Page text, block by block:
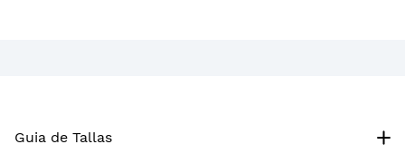
Guia de Tallas